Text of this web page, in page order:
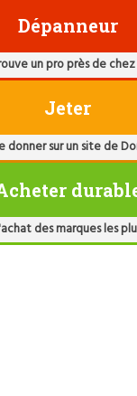
Dépanneur
un pro près de
Jeter
donner sur un site de
des marques les